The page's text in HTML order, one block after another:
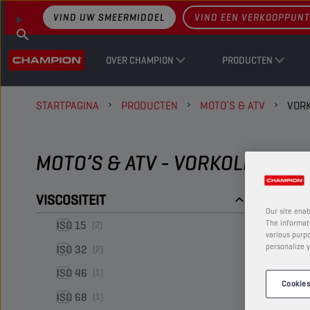
OVER CHAMPION PRODUCTEN
VIND UW SMEERMIDDEL VIND EEN VERKOOPPUNT
STARTPAGINA PRODUCTEN MOTO’S & ATV
MOTO’S & ATV - VORKOLIE
VISCOSITEIT
ISO 15 (2)
ISO 32 (2)
ISO 46 (1)
ISO 68 (1)
Our site
The
various
personalize